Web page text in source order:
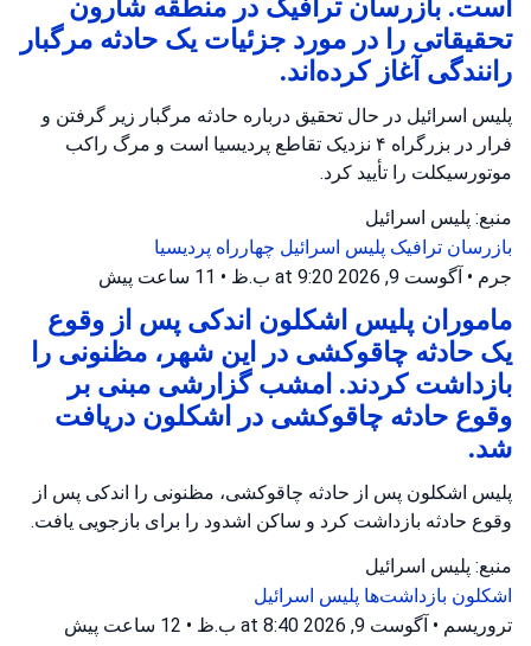
تحقیقاتی را در مورد جزئیات یک حادثه مرگبار
رانندگی آغاز کرده‌اند.
پلیس اسرائیل در حال تحقیق درباره حادثه مرگبار زیر گرفتن و
فرار در بزرگراه ۴ نزدیک تقاطع پردیسیا است و مرگ راکب
موتورسیکلت را تأیید کرد.
منبع: پلیس اسرائیل
بازرسان ترافیک پلیس اسرائیل چهارراه پردیسیا
جرم • آگوست 9, 2026 at 9:20 ب.ظ • 11 ساعت پیش
ماموران پلیس اشکلون اندکی پس از وقوع
یک حادثه چاقوکشی در این شهر، مظنونی را
بازداشت کردند. امشب گزارشی مبنی بر
وقوع حادثه چاقوکشی در اشکلون دریافت
شد.
پلیس اشکلون پس از حادثه چاقوکشی، مظنونی را اندکی پس از
وقوع حادثه بازداشت کرد و ساکن اشدود را برای بازجویی یافت.
منبع: پلیس اسرائیل
اشکلون بازداشت‌ها پلیس اسرائیل
تروریسم • آگوست 9, 2026 at 8:40 ب.ظ • 12 ساعت پیش